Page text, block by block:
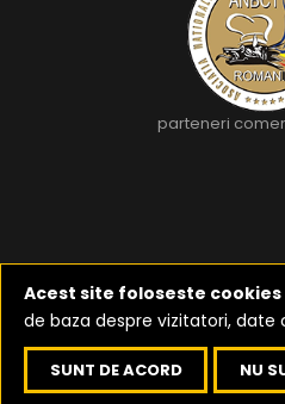
parteneri
2023-2026 ©
Acest site foloseste cookies
de baza despre vizitatori,
SUNT DE ACORD NU